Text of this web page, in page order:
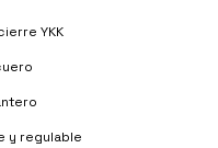
YKK
y regulable